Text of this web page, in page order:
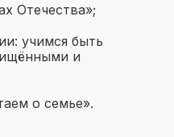
Отечества»;
учимся быть
и
о семье».